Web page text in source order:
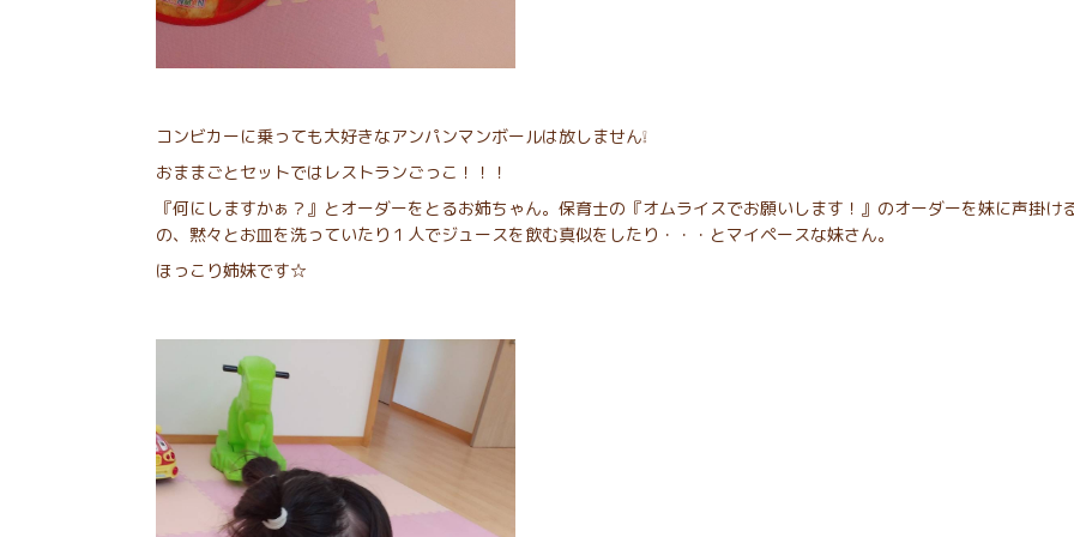
コンビカーに乗っても大好きなアンパンマンボールは放しません❕
おままごとセットではレストランごっこ！！！
『何にしますかぁ？』とオーダーをとるお姉ちゃん。保育士の『オムライスでお願いします！』のオーダーを妹に声掛け
の、黙々とお皿を洗っていたり１人でジュースを飲む真似をしたり・・・とマイペースな妹さん。
ほっこり姉妹です☆